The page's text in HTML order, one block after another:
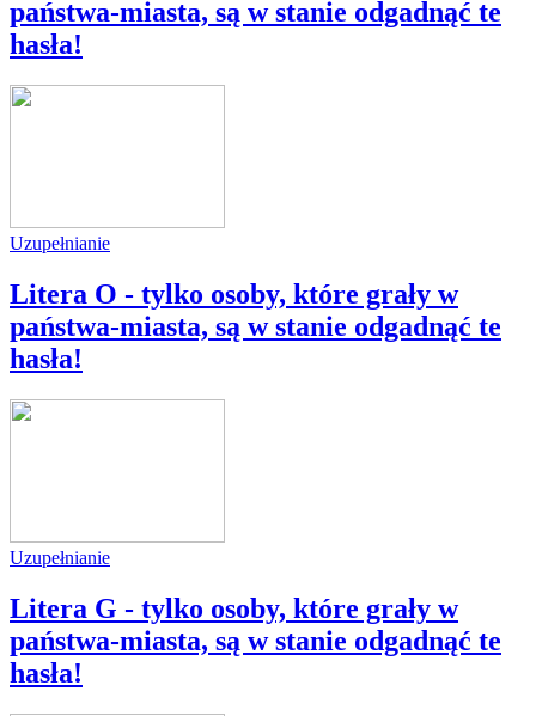
państwa-miasta, są w stanie odgadnąć te
hasła!
Uzupełnianie
Litera O - tylko osoby, które grały w
państwa-miasta, są w stanie odgadnąć te
hasła!
Uzupełnianie
Litera G - tylko osoby, które grały w
państwa-miasta, są w stanie odgadnąć te
hasła!